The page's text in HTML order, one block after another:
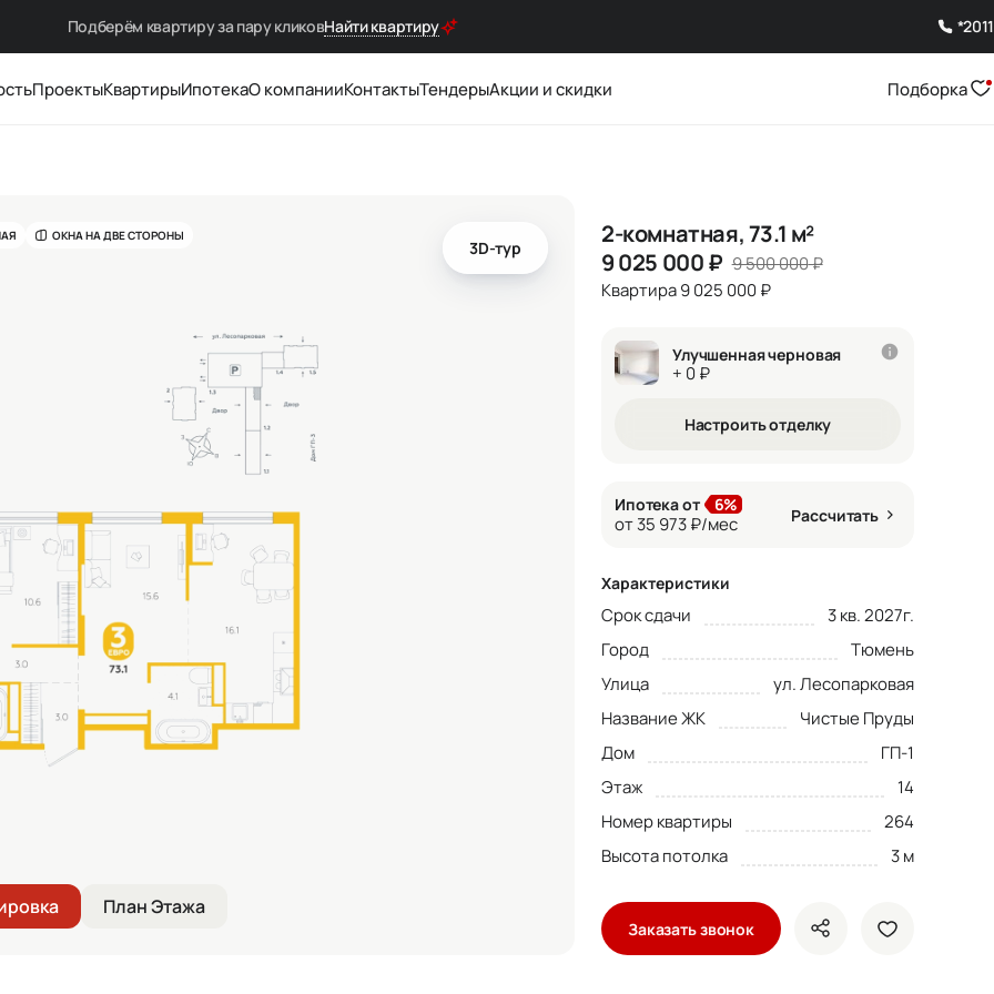
Подберём квартиру за пару кликовНайти квартиру *2011
ПроектыКвартирыИпотекаО компанииКонтактыТендерыАкции и скидки Подборка
ОКНА НА ДВЕ СТОРОНЫ
План Этажа
3D-тур
2-комнатная, 73.1 м²
9 025 000₽ 9 500 000₽
Квартира 9 025 000 ₽
Улучшенная черновая
+ 0 ₽
Настроить отделку
Ипотека от 6%
от 35 973 ₽/мес Рассчитать
Характеристики
Срок сдачи
3 кв. 2027г.
Город
Тюмень
Улица
ул. Лесопарковая
Название ЖК
Чистые Пруды
Дом
ГП-1
Этаж
14
Номер квартиры
264
Высота потолка
3 м
Заказать звонок показать кнопки
добавить в